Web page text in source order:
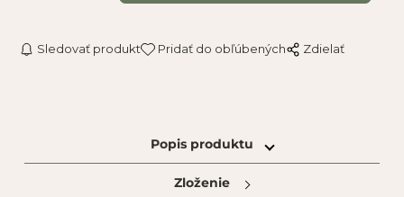
Sledovať produkt Pridať do obľúbených Zdielať
Popis produktu
Zloženie